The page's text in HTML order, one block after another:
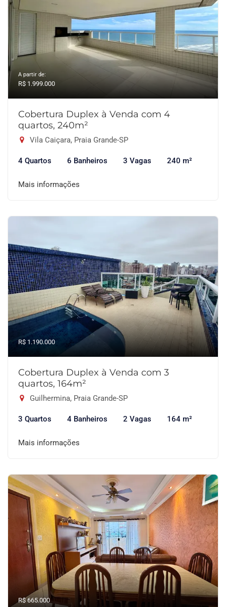
A partir de:
R$ 1.999.000
Cobertura Duplex à Venda com 4
quartos, 240m²
Vila Caiçara, Praia Grande-SP
4 Quartos 6 Banheiros 3 Vagas 240 m²
Mais informações
R$ 1.190.000
Cobertura Duplex à Venda com 3
quartos, 164m²
Guilhermina, Praia Grande-SP
3 Quartos 4 Banheiros 2 Vagas 164 m²
Mais informações
R$ 665.000